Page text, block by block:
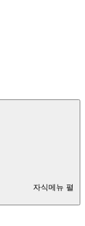
자식메뉴 펼